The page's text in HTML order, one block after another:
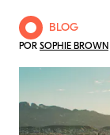
BLOG
POR SOPHIE BROWN